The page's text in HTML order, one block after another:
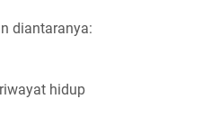
diantaranya:
hidup